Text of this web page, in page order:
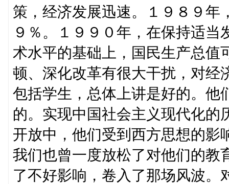
策，经济发展迅速。１９８９年
９％。１９９０年，在保持适
术水平的基础上，国民生产总值
顿、深化改革有很大干扰，对经
包括学生，总体上讲是好的。他
的。实现中国社会主义现代化的
开放中，他们受到西方思想的影
我们也曾一度放松了对他们的教
了不好影响，卷入了那场风波。